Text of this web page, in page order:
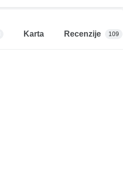
Karta Recenzije 109